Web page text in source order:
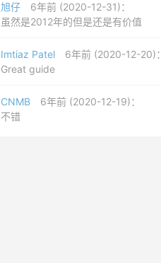
旭仔
6年前 (2020-12-31)：
虽然是2012年的但是还是有价值
Imtiaz Patel
6年前 (2020-12-20)：
Great guide
CNMB
6年前 (2020-12-19)：
不错